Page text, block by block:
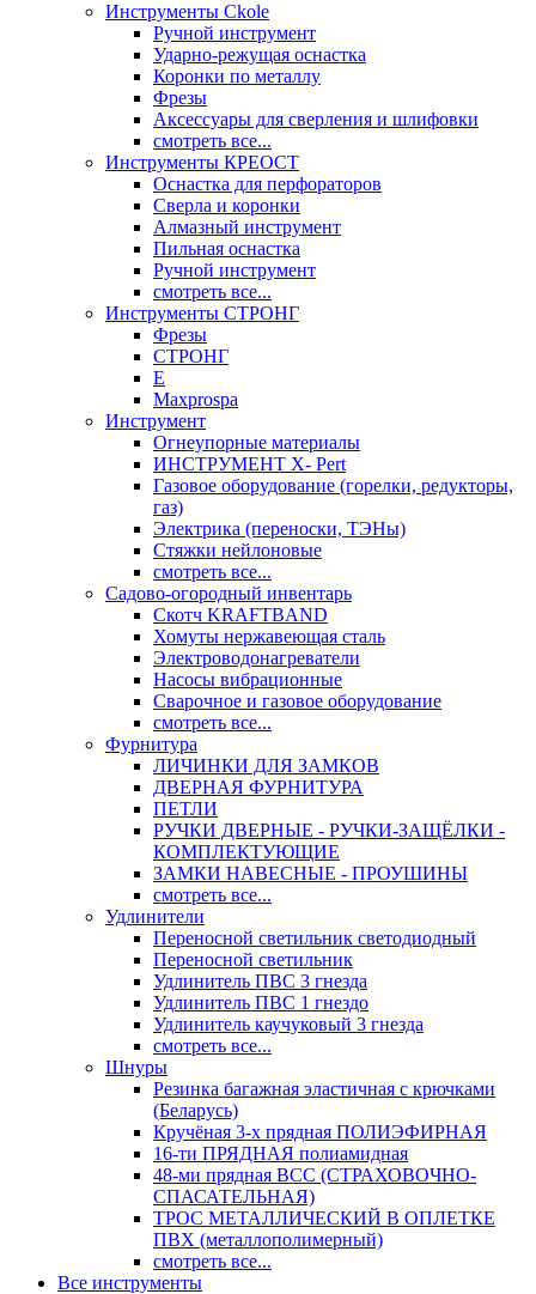
Инструменты Ckole
Ручной инструмент
Ударно‑режущая оснастка
Коронки по металлу
Фрезы
Аксессуары для сверления и шлифовки
смотреть все...
Инструменты КРЕОСТ
Оснастка для перфораторов
Сверла и коронки
Алмазный инструмент
Пильная оснастка
Ручной инструмент
смотреть все...
Инструменты СТРОНГ
Фрезы
СТРОНГ
Е
Maxprospa
Инструмент
Огнеупорные материалы
ИНСТРУМЕНТ X- Pert
Газовое оборудование (горелки, редукторы,
газ)
Электрика (переноски, ТЭНы)
Стяжки нейлоновые
смотреть все...
Садово-огородный инвентарь
Скотч KRAFTBAND
Хомуты нержавеющая сталь
Электроводонагреватели
Насосы вибрационные
Сварочное и газовое оборудование
смотреть все...
Фурнитура
ЛИЧИНКИ ДЛЯ ЗАМКОВ
ДВЕРНАЯ ФУРНИТУРА
ПЕТЛИ
РУЧКИ ДВЕРНЫЕ - РУЧКИ-ЗАЩЁЛКИ -
КОМПЛЕКТУЮЩИЕ
ЗАМКИ НАВЕСНЫЕ - ПРОУШИНЫ
смотреть все...
Удлинители
Переносной светильник светодиодный
Переносной светильник
Удлинитель ПВС 3 гнезда
Удлинитель ПВС 1 гнездо
Удлинитель каучуковый 3 гнезда
смотреть все...
Шнуры
Резинка багажная эластичная с крючками
(Беларусь)
Кручёная 3-х прядная ПОЛИЭФИРНАЯ
16-ти ПРЯДНАЯ полиамидная
48-ми прядная ВСС (СТРАХОВОЧНО-
СПАСАТЕЛЬНАЯ)
ТРОС МЕТАЛЛИЧЕСКИЙ В ОПЛЕТКЕ
ПВХ (металлополимерный)
смотреть все...
Все инструменты